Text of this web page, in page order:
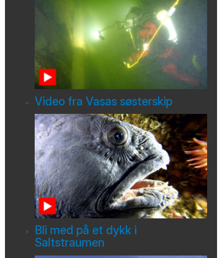
Video fra Vasas søsterskip
Bli med på et dykk i
Saltstraumen